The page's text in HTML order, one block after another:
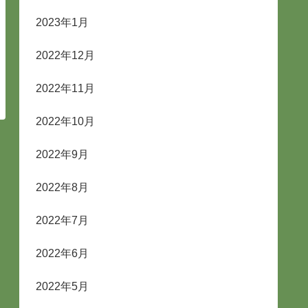
2023年1月
2022年12月
2022年11月
2022年10月
2022年9月
2022年8月
2022年7月
2022年6月
2022年5月